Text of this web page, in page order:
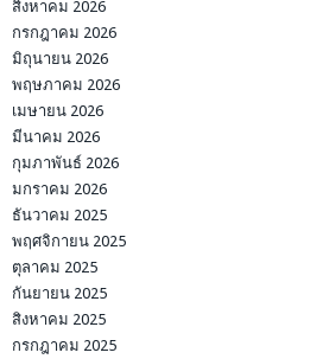
สิงหาคม 2026
กรกฎาคม 2026
มิถุนายน 2026
พฤษภาคม 2026
เมษายน 2026
มีนาคม 2026
กุมภาพันธ์ 2026
มกราคม 2026
ธันวาคม 2025
พฤศจิกายน 2025
ตุลาคม 2025
กันยายน 2025
สิงหาคม 2025
กรกฎาคม 2025